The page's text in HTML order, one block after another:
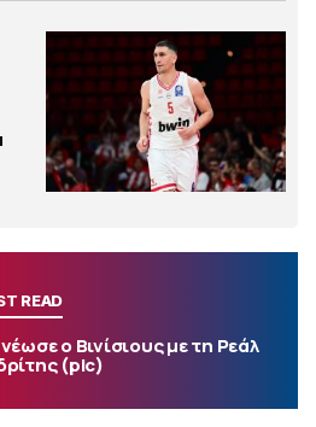
READ
ο Βινίσιους με τη Ρεάλ
(pic)